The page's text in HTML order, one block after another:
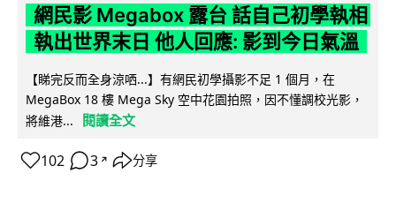
網民影 Megabox 露台 話自己初學執相
執出世界末日 他人回應: 影到今日氣溫
【睇完反而全身涼哂...】有網民初學攝影不足 1 個月，在
MegaBox 18 樓 Mega Sky 空中花園拍照，因不懂調校光影，
將維港...
閱讀全文
102 3 ↗ 分享